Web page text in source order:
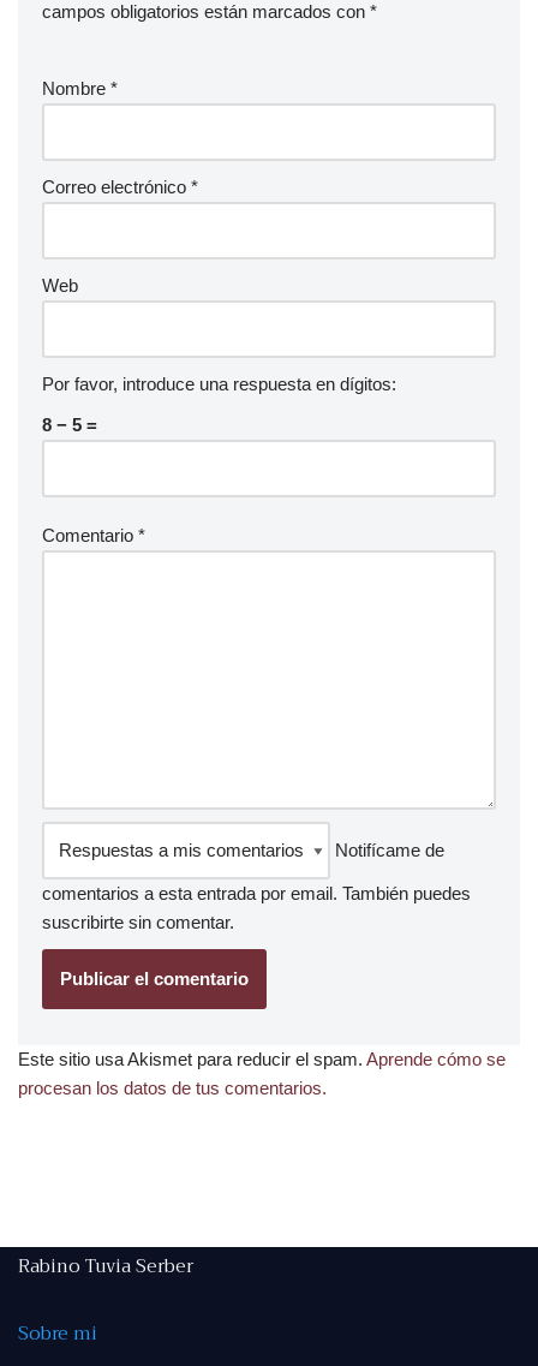
campos obligatorios están marcados con *
Nombre *
Correo electrónico *
Web
Por favor, introduce una respuesta en dígitos:
8 − 5 =
Comentario *
Notifícame de
comentarios a esta entrada por email. También puedes
suscribirte sin comentar.
Este sitio usa Akismet para reducir el spam. Aprende cómo se
procesan los datos de tus comentarios.
Rabino Tuvia Serber
Sobre mi